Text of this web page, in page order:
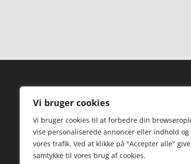
Vi bruger cookies
Vi bruger cookies til at forbedre din
vise personaliserede annoncer eller indhold og
vores trafik. Ved at klikke på "Accepter alle"
samtykke til vores brug af cookies.
Forside
Kontakt